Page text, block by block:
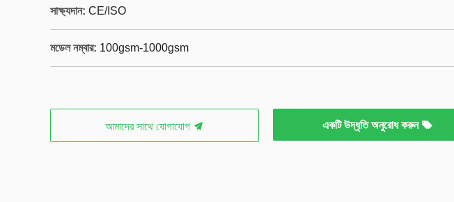
সাক্ষ্যদান: CE/ISO
মডেল নম্বার: 100gsm-1000gsm
আমাদের সাথে যোগাযোগ একটি উদ্ধৃতি অনুরোধ করুন